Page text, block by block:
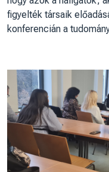
figyelték társaik
konferencián a